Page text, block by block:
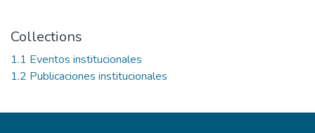
Collections
1.1 Eventos institucionales
1.2 Publicaciones institucionales